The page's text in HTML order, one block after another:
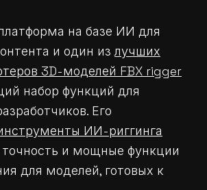
на базе ИИ для
и один излучших
3D-моделей FBX rigger
набор функций для
Его
ИИ-риггинга
и мощные функции
для моделей, готовых к